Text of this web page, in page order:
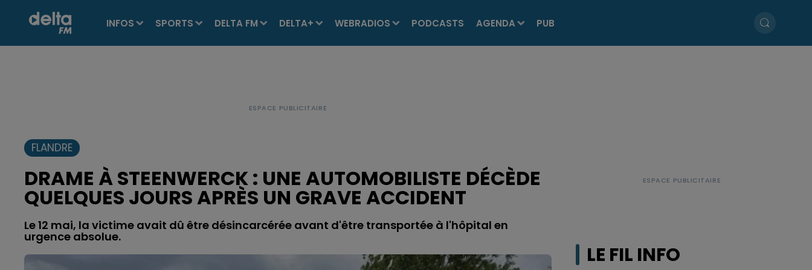
INFOS SPORTS DELTA FM DELTA+ WEBRADIOS PODCASTS AGENDA PUB
FLANDRE
DRAME À STEENWERCK : UNE AUTOMOBILISTE DÉCÈDE
QUELQUES JOURS APRÈS UN GRAVE ACCIDENT
Le 12 mai, la victime avait dû être désincarcérée avant d'être transportée à l'hôpital en
urgence absolue.
LE FIL INFO